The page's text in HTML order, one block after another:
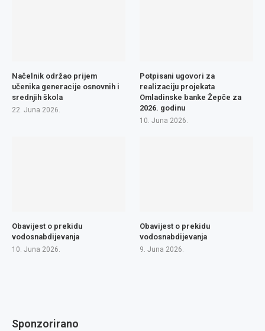
Načelnik održao prijem
učenika generacije osnovnih i
srednjih škola
22. Juna 2026.
Potpisani ugovori za
realizaciju projekata
Omladinske banke Žepče za
2026. godinu
10. Juna 2026.
Obavijest o prekidu
vodosnabdijevanja
10. Juna 2026.
Obavijest o prekidu
vodosnabdijevanja
9. Juna 2026.
Sponzorirano